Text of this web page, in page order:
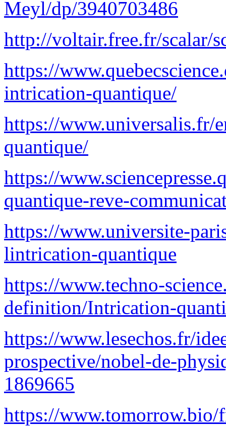
Meyl/dp/3940703486
http://voltair.free.fr/scalar/
https://
intrication-quantique/
https://www.universalis.fr/
quantique/
https://
quantique-reve-
https://www.universite-
lintrication-quantique
https://www.techno-
definition/Intrication-
https://www.lesechos.fr/
prospective/nobel-de-
1869665
https://www.tomorrow.bio/